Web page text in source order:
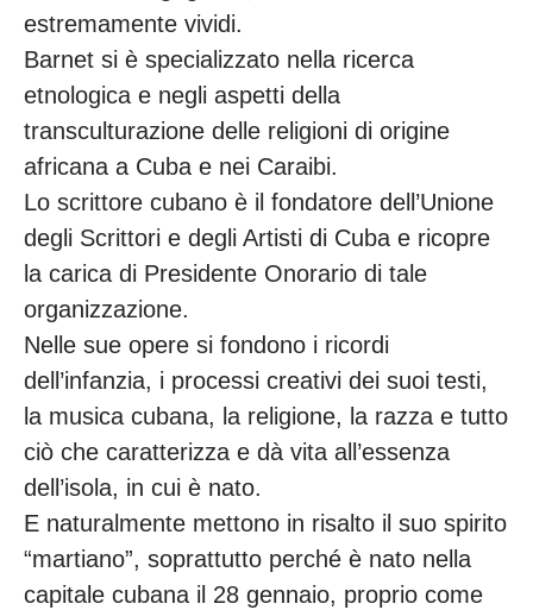
estremamente vividi.
Barnet si è specializzato nella ricerca
etnologica e negli aspetti della
transculturazione delle religioni di origine
africana a Cuba e nei Caraibi.
Lo scrittore cubano è il fondatore dell’Unione
degli Scrittori e degli Artisti di Cuba e ricopre
la carica di Presidente Onorario di tale
organizzazione.
Nelle sue opere si fondono i ricordi
dell’infanzia, i processi creativi dei suoi testi,
la musica cubana, la religione, la razza e tutto
ciò che caratterizza e dà vita all’essenza
dell’isola, in cui è nato.
E naturalmente mettono in risalto il suo spirito
“martiano”, soprattutto perché è nato nella
capitale cubana il 28 gennaio, proprio come